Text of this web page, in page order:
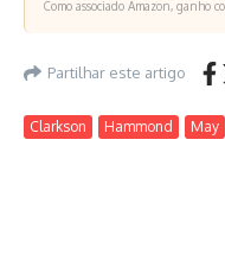
Como associado Amazon, ganho
Partilhar este artigo
Clarkson Hammond May